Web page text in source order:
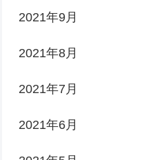
2021年9月
2021年8月
2021年7月
2021年6月